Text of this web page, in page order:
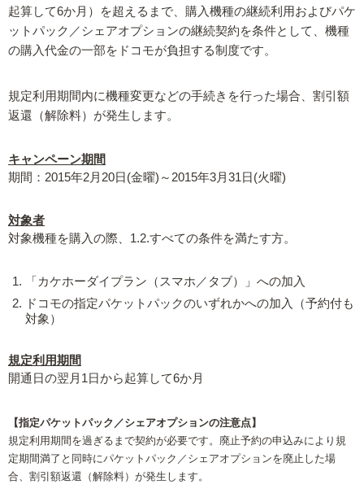
起算して6か月）を超えるまで、購入機種の継続利用およびパケ
ットパック／シェアオプションの継続契約を条件として、機種
の購入代金の一部をドコモが負担する制度です。
規定利用期間内に機種変更などの手続きを行った場合、割引額
返還（解除料）が発生します。
キャンペーン期間
期間：2015年2月20日(金曜)～2015年3月31日(火曜)
対象者
対象機種を購入の際、1.2.すべての条件を満たす方。
「カケホーダイプラン（スマホ／タブ）」への加入
ドコモの指定パケットパックのいずれかへの加入（予約付も
対象）
規定利用期間
開通日の翌月1日から起算して6か月
【指定パケットパック／シェアオプションの注意点】
規定利用期間を過ぎるまで契約が必要です。廃止予約の申込みにより規
定期間満了と同時にパケットパック／シェアオプションを廃止した場
合、割引額返還（解除料）が発生します。